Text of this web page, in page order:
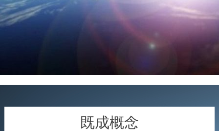
既成概念